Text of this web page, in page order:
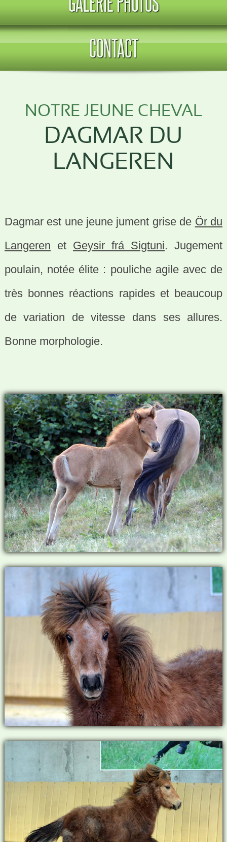
CONTACT
NOTRE JEUNE CHEVAL
DAGMAR DU
LANGEREN
Dagmar est une jeune jument grise de Ör du
Langeren et Geysir frá Sigtuni. Jugement
poulain, notée élite : pouliche agile avec de
très bonnes réactions rapides et beaucoup
de variation de vitesse dans ses allures.
Bonne morphologie.